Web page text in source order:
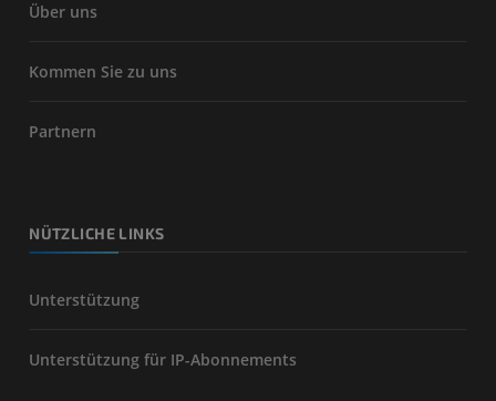
Über uns
Kommen Sie zu uns
Partnern
NÜTZLICHE LINKS
Unterstützung
Unterstützung für IP-Abonnements